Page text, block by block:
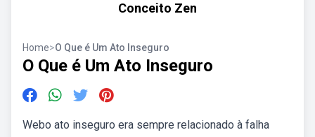
Conceito Zen
Home>O Que é Um Ato Inseguro
O Que é Um Ato Inseguro
Webo ato inseguro era sempre relacionado à falha